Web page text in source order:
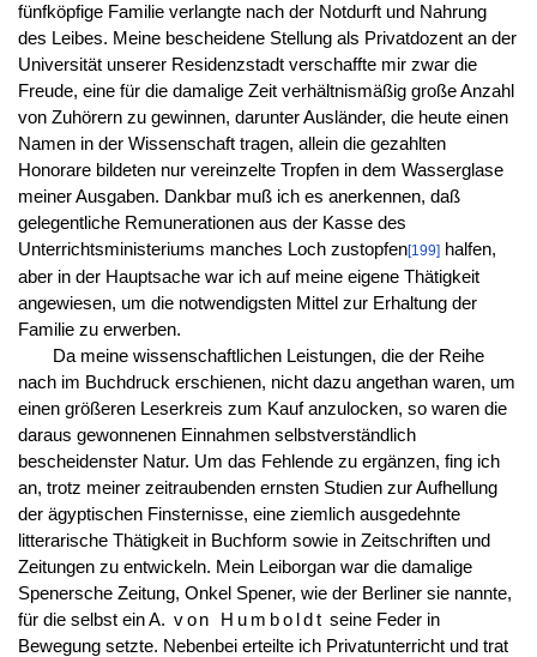
fünfköpfige Familie verlangte nach der Notdurft und Nahrung
des Leibes. Meine bescheidene Stellung als Privatdozent an der
Universität unserer Residenzstadt verschaffte mir zwar die
Freude, eine für die damalige Zeit verhältnismäßig große Anzahl
von Zuhörern zu gewinnen, darunter Ausländer, die heute einen
Namen in der Wissenschaft tragen, allein die gezahlten
Honorare bildeten nur vereinzelte Tropfen in dem Wasserglase
meiner Ausgaben. Dankbar muß ich es anerkennen, daß
gelegentliche Remunerationen aus der Kasse des
Unterrichtsministeriums manches Loch zustopfen[199]halfen,
aber in der Hauptsache war ich auf meine eigene Thätigkeit
angewiesen, um die notwendigsten Mittel zur Erhaltung der
Familie zu erwerben.
Da meine wissenschaftlichen Leistungen, die der Reihe
nach im Buchdruck erschienen, nicht dazu angethan waren, um
einen größeren Leserkreis zum Kauf anzulocken, so waren die
daraus gewonnenen Einnahmen selbstverständlich
bescheidenster Natur. Um das Fehlende zu ergänzen, fing ich
an, trotz meiner zeitraubenden ernsten Studien zur Aufhellung
der ägyptischen Finsternisse, eine ziemlich ausgedehnte
litterarische Thätigkeit in Buchform sowie in Zeitschriften und
Zeitungen zu entwickeln. Mein Leiborgan war die damalige
Spenersche Zeitung, Onkel Spener, wie der Berliner sie nannte,
für die selbst ein A. von Humboldt seine Feder in
Bewegung setzte. Nebenbei erteilte ich Privatunterricht und trat